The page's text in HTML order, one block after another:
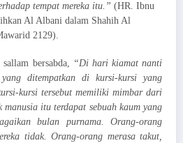
tempat mereka itu.” (HR. Ibnu
Al Albani dalam Shahih Al
2129).
bersabda, “Di hari kiamat nanti
ditempatkan di kursi-kursi yang
kursi tersebut memiliki mimbar dari
itu terdapat sebuah kaum yang
bulan purnama. Orang-orang
tidak. Orang-orang merasa takut,